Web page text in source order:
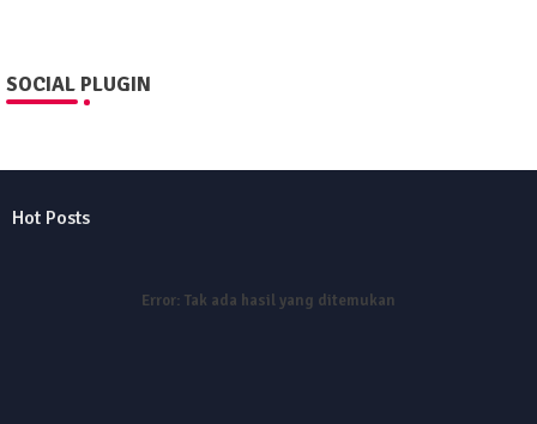
SOCIAL PLUGIN
Hot Posts
Error: Tak ada hasil yang ditemukan